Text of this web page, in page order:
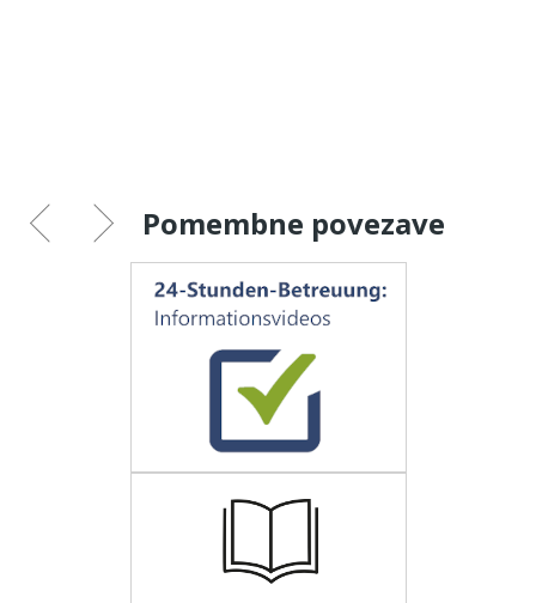
Pomembne povezave